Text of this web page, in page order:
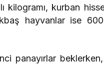
kilogramı, kurban
hayvanlar ise
panayırlar beklerken,